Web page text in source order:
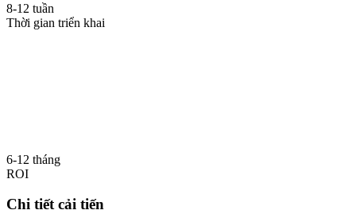
8-12 tuần
Thời gian triển khai
6-12 tháng
ROI
Chi tiết cải tiến